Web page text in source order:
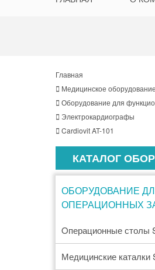
Главная
Медицинское оборудование
Оборудование для
Электрокардиографы
Cardiovit AT-101
КАТАЛОГ
ОБОРУДОВАНИЕ
ОПЕРАЦИОННЫХ
Oперационные столы
Медицинские каталки